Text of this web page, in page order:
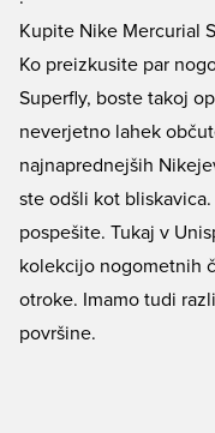
Kupite Nike Mercurial
Ko preizkusite par
Superfly, boste takoj
neverjetno lahek
najnaprednejših
ste odšli kot
pospešite. Tukaj v
kolekcijo nogometnih
otroke. Imamo tudi
površine.